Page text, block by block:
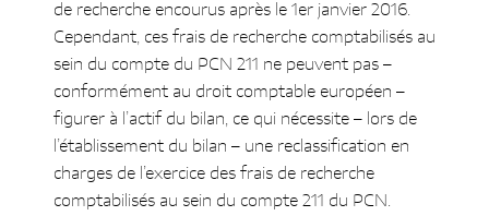
de recherche encourus après le 1er janvier 2016.
Cependant, ces frais de recherche comptabilisés au
sein du compte du PCN 211 ne peuvent pas –
conformément au droit comptable européen –
figurer à l’actif du bilan, ce qui nécessite – lors de
l’établissement du bilan – une reclassification en
charges de l’exercice des frais de recherche
comptabilisés au sein du compte 211 du PCN.